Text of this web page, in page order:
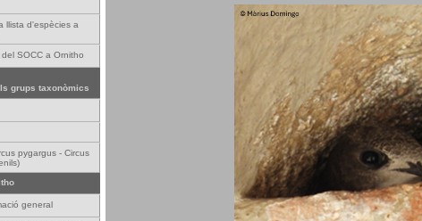
llista d'espècies a
SOCC a Ornitho
grups taxonòmics
pygargus - Circus
general